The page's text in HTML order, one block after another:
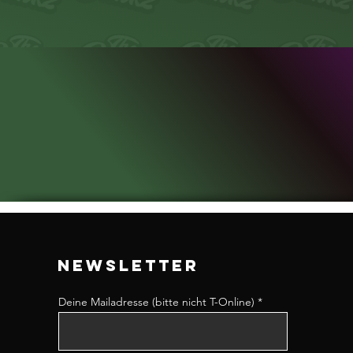
NEWSLETTER
Deine Mailadresse (bitte nicht T-Online)